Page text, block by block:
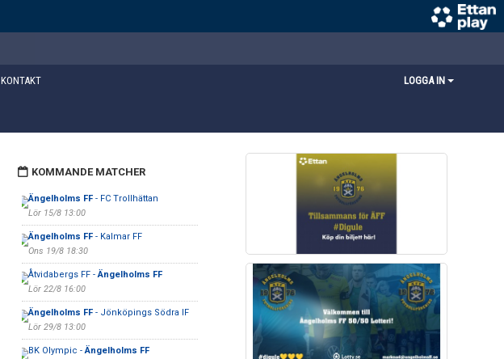
KONTAKT LOGGA IN
KOMMANDE MATCHER
Ängelholms FF- FC Trollhättan
Lör 15/8 13:00
Ängelholms FF- Kalmar FF
Ons 19/8 18:30
Åtvidabergs FF -Ängelholms FF
Lör 22/8 16:00
Ängelholms FF- Jönköpings Södra IF
Lör 29/8 13:00
BK Olympic -Ängelholms FF